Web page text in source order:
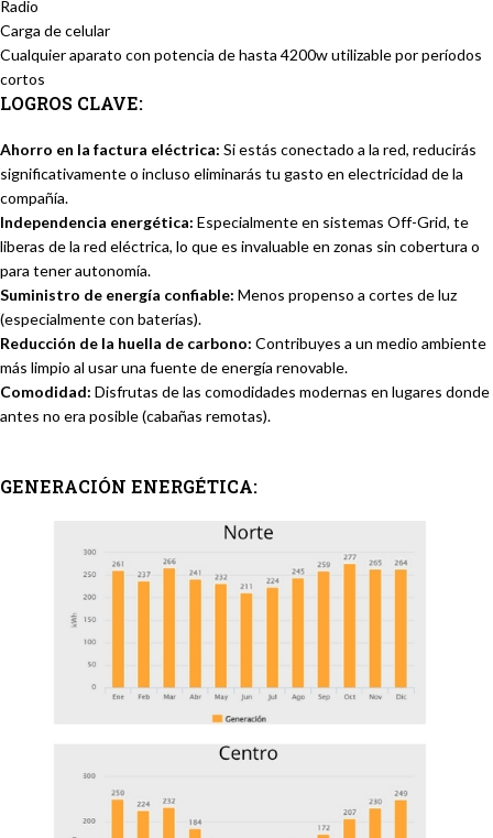
Radio
Carga de celular
Cualquier aparato con potencia de hasta 4200w utilizable por períodos
cortos
LOGROS CLAVE:
Ahorro en la factura eléctrica: Si estás conectado a la red, reducirás
significativamente o incluso eliminarás tu gasto en electricidad de la
compañía.
Independencia energética: Especialmente en sistemas Off-Grid, te
liberas de la red eléctrica, lo que es invaluable en zonas sin cobertura o
para tener autonomía.
Suministro de energía confiable: Menos propenso a cortes de luz
(especialmente con baterías).
Reducción de la huella de carbono: Contribuyes a un medio ambiente
más limpio al usar una fuente de energía renovable.
Comodidad: Disfrutas de las comodidades modernas en lugares donde
antes no era posible (cabañas remotas).
GENERACIÓN ENERGÉTICA: